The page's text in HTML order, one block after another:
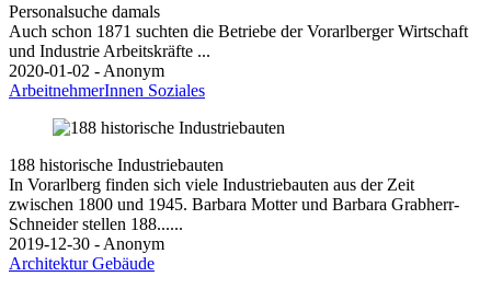
Personalsuche damals
Auch schon 1871 suchten die Betriebe der Vorarlberger Wirtschaft
und Industrie Arbeitskräfte ...
2020-01-02 - Anonym
ArbeitnehmerInnen Soziales
188 historische Industriebauten
In Vorarlberg finden sich viele Industriebauten aus der Zeit
zwischen 1800 und 1945. Barbara Motter und Barbara Grabherr-
Schneider stellen 188......
2019-12-30 - Anonym
ArchitekturGebäude